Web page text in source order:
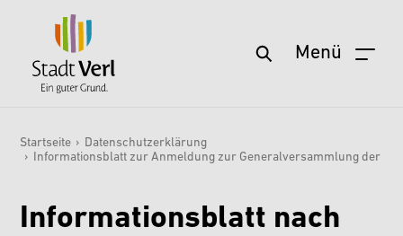
Zum Hauptinhalt springen Menü
Sie sind hier:
Startseite › Datenschutzerklärung
› Informationsblatt zur Anmeldung zur Generalversammlung der
Informationsblatt nach